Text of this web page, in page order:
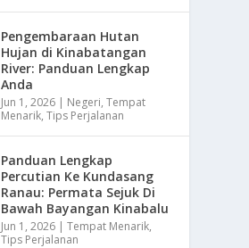
Pengembaraan Hutan
Hujan di Kinabatangan
River: Panduan Lengkap
Anda
Jun 1, 2026 | Negeri,Tempat
Menarik,Tips Perjalanan
Panduan Lengkap
Percutian Ke Kundasang
Ranau: Permata Sejuk Di
Bawah Bayangan Kinabalu
Jun 1, 2026 |Tempat Menarik,
Tips Perjalanan